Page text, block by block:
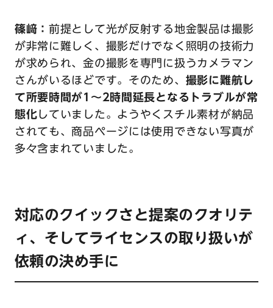
篠﨑：前提として光が反射する地金製品は撮影
が非常に難しく、撮影だけでなく照明の技術力
が求められ、金の撮影を専門に扱うカメラマン
さんがいるほどです。そのため、 撮影に難航し
て所要時間が1〜2時間延長となるトラブルが常
態化していました。ようやくスチル素材が納品
されても、商品ページには使用できない写真が
多々含まれていました。
対応のクイックさと提案のクオリテ
ィ、そしてライセンスの取り扱いが
依頼の決め手に